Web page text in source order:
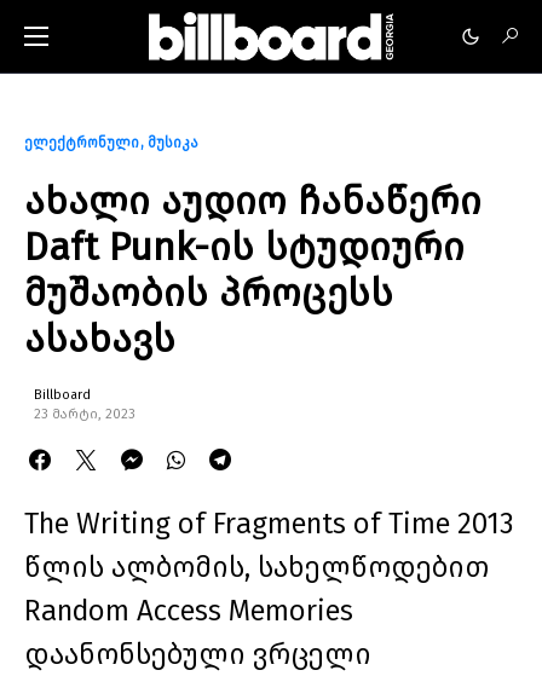
ელექტრონული მუსიკა
ახალი აუდიო ჩანაწერი
Daft Punk-ის სტუდიური
მუშაობის პროცესს
ასახავს
Billboard
23 მარტი, 2023
The Writing of Fragments of Time 2013
წლის ალბომის, სახელწოდებით
Random Access Memories
დაანონსებული ვრცელი